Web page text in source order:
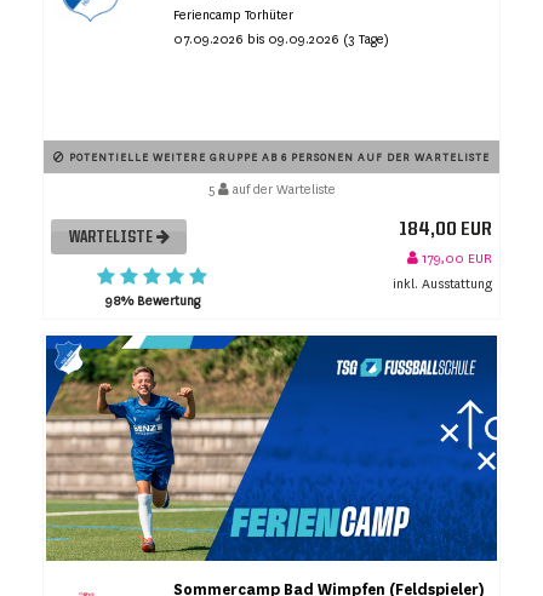
Feriencamp Torhüter
07.09.2026 bis 09.09.2026 (3 Tage)
POTENTIELLE WEITERE GRUPPE AB 6 PERSONEN AUF DER WARTELISTE
5 auf der Warteliste
WARTELISTE
98% Bewertung
184,00 EUR
179,00 EUR
inkl. Ausstattung
Sommercamp Bad Wimpfen (Feldspieler)